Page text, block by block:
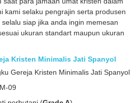
kami selaku pengrajin serta produsen
selalu siap jika anda ingin memesan
ukuran standart maupun ukuran
Kristen Minimalis Jati Spanyol
Gereja Kristen Minimalis Jati Spanyol
09